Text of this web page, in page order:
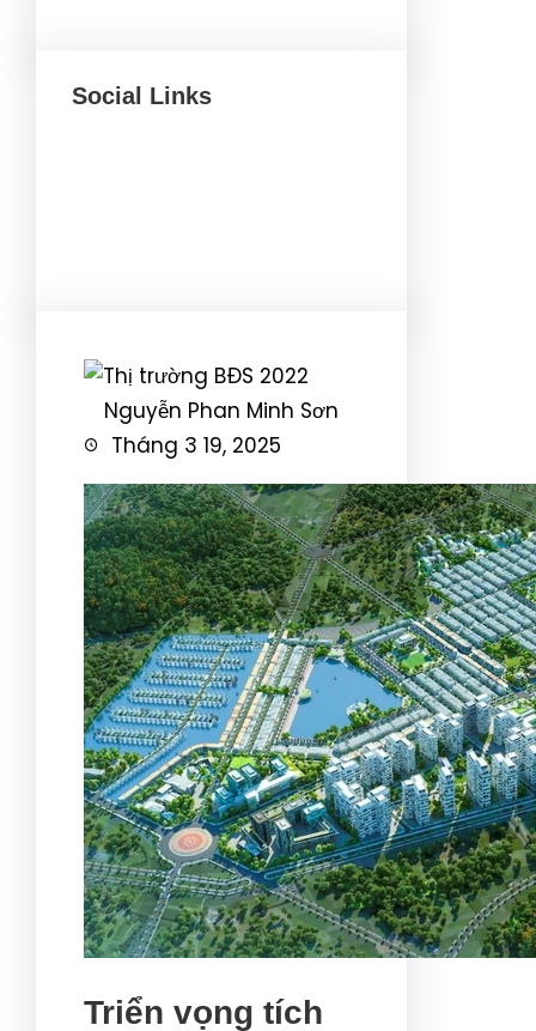
Social Links
Nguyễn Phan Minh Sơn
Tháng 3 19, 2025
Triển vọng tích